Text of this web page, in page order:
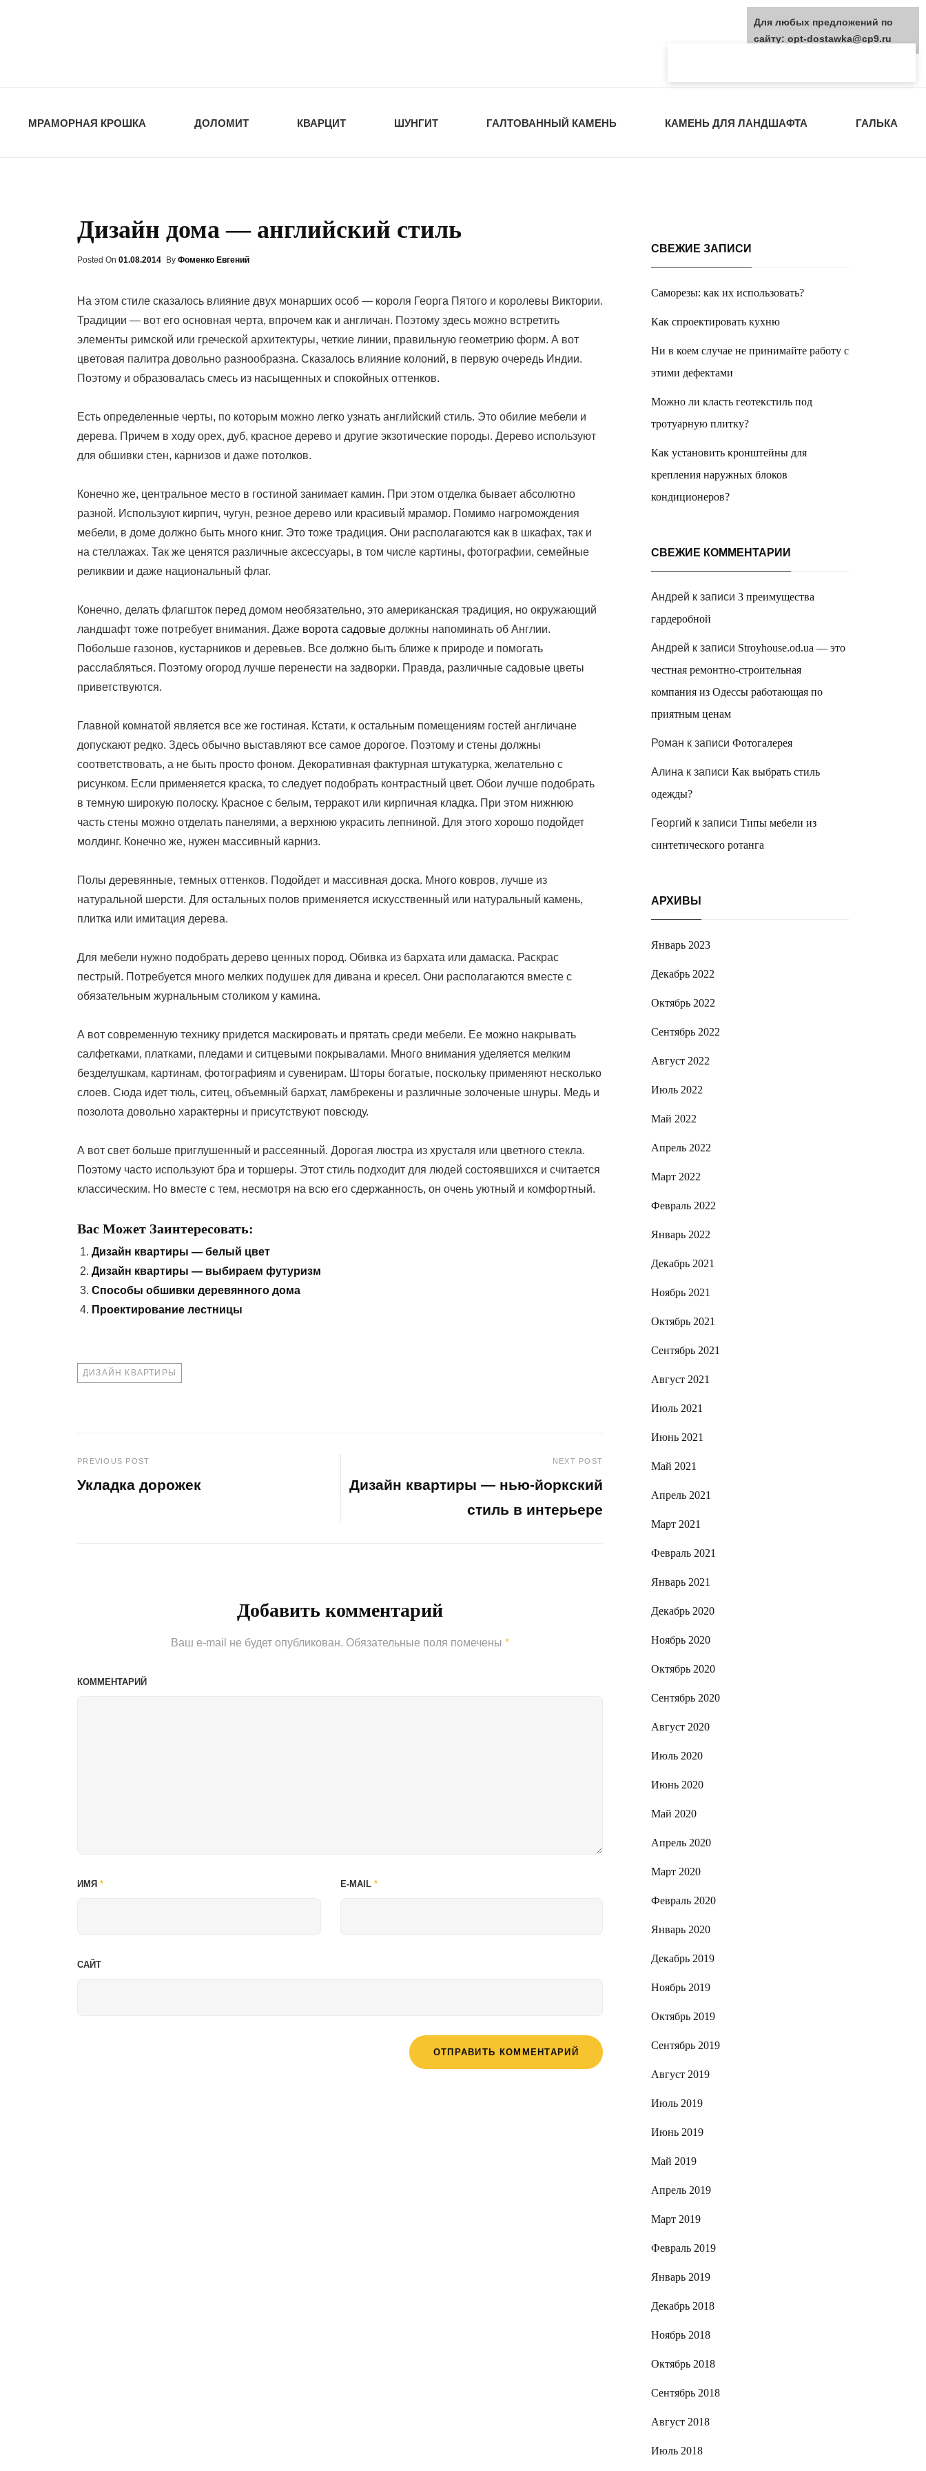
МРАМОРНАЯ КРОШКА ДОЛОМИТ КВАРЦИТ ШУНГИТ ГАЛТОВАННЫЙ КАМЕНЬ КАМЕНЬ ДЛЯ ЛАНДШАФТА ГАЛЬКА
Дизайн дома — английский стиль
Posted On Posted
01.08.2014 By Фоменко Евгений
На этом стиле сказалось влияние двух монарших особ — короля Георга Пятого и королевы Виктории.
Традиции — вот его основная черта, впрочем как и англичан. Поэтому здесь можно встретить
элементы римской или греческой архитектуры, четкие линии, правильную геометрию форм. А вот
цветовая палитра довольно разнообразна. Сказалось влияние колоний, в первую очередь Индии.
Поэтому и образовалась смесь из насыщенных и спокойных оттенков.
Есть определенные черты, по которым можно легко узнать английский стиль. Это обилие мебели и
дерева. Причем в ходу орех, дуб, красное дерево и другие экзотические породы. Дерево используют
для обшивки стен, карнизов и даже потолков.
Конечно же, центральное место в гостиной занимает камин. При этом отделка бывает абсолютно
разной. Используют кирпич, чугун, резное дерево или красивый мрамор. Помимо нагромождения
мебели, в доме должно быть много книг. Это тоже традиция. Они располагаются как в шкафах, так и
на стеллажах. Так же ценятся различные аксессуары, в том числе картины, фотографии, семейные
реликвии и даже национальный флаг.
Конечно, делать флагшток перед домом необязательно, это американская традиция, но окружающий
ландшафт тоже потребует внимания. Даже ворота садовые должны напоминать об Англии.
Побольше газонов, кустарников и деревьев. Все должно быть ближе к природе и помогать
расслабляться. Поэтому огород лучше перенести на задворки. Правда, различные садовые цветы
приветствуются.
Главной комнатой является все же гостиная. Кстати, к остальным помещениям гостей англичане
допускают редко. Здесь обычно выставляют все самое дорогое. Поэтому и стены должны
соответствовать, а не быть просто фоном. Декоративная фактурная штукатурка, желательно с
рисунком. Если применяется краска, то следует подобрать контрастный цвет. Обои лучше подобрать
в темную широкую полоску. Красное с белым, терракот или кирпичная кладка. При этом нижнюю
часть стены можно отделать панелями, а верхнюю украсить лепниной. Для этого хорошо подойдет
молдинг. Конечно же, нужен массивный карниз.
Полы деревянные, темных оттенков. Подойдет и массивная доска. Много ковров, лучше из
натуральной шерсти. Для остальных полов применяется искусственный или натуральный камень,
плитка или имитация дерева.
Для мебели нужно подобрать дерево ценных пород. Обивка из бархата или дамаска. Раскрас
пестрый. Потребуется много мелких подушек для дивана и кресел. Они располагаются вместе с
обязательным журнальным столиком у камина.
А вот современную технику придется маскировать и прятать среди мебели. Ее можно накрывать
салфетками, платками, пледами и ситцевыми покрывалами. Много внимания уделяется мелким
безделушкам, картинам, фотографиям и сувенирам. Шторы богатые, поскольку применяют несколько
слоев. Сюда идет тюль, ситец, объемный бархат, ламбрекены и различные золоченые шнуры. Медь и
позолота довольно характерны и присутствуют повсюду.
А вот свет больше приглушенный и рассеянный. Дорогая люстра из хрусталя или цветного стекла.
Поэтому часто используют бра и торшеры. Этот стиль подходит для людей состоявшихся и считается
классическим. Но вместе с тем, несмотря на всю его сдержанность, он очень уютный и комфортный.
Вас Может Заинтересовать:
Дизайн квартиры — белый цвет
Дизайн квартиры — выбираем футуризм
Способы обшивки деревянного дома
Проектирование лестницы
TAGS
ДИЗАЙН КВАРТИРЫ
Навигация
PREVIOUS POST
Укладка дорожек
NEXT POST
Дизайн квартиры — нью-йоркский
стиль в интерьере
Добавить комментарий
Ваш e-mail не будет опубликован. Обязательные поля помечены *
КОММЕНТАРИЙ
ИМЯ * E-MAIL *
САЙТ
СВЕЖИЕ ЗАПИСИ
Саморезы: как их использовать?
Как спроектировать кухню
Ни в коем случае не принимайте работу с
этими дефектами
Можно ли класть геотекстиль под
тротуарную плитку?
Как установить кронштейны для
крепления наружных блоков
кондиционеров?
СВЕЖИЕ КОММЕНТАРИИ
Андрей к записи 3 преимущества
гардеробной
Андрей к записи Stroyhouse.od.ua — это
честная ремонтно-строительная
компания из Одессы работающая по
приятным ценам
Роман к записи Фотогалерея
Алина к записи Как выбрать стиль
одежды?
Георгий к записи Типы мебели из
синтетического ротанга
АРХИВЫ
Январь 2023
Декабрь 2022
Октябрь 2022
Сентябрь 2022
Август 2022
Июль 2022
Май 2022
Апрель 2022
Март 2022
Февраль 2022
Январь 2022
Декабрь 2021
Ноябрь 2021
Октябрь 2021
Сентябрь 2021
Август 2021
Июль 2021
Июнь 2021
Май 2021
Апрель 2021
Март 2021
Февраль 2021
Январь 2021
Декабрь 2020
Ноябрь 2020
Октябрь 2020
Сентябрь 2020
Август 2020
Июль 2020
Июнь 2020
Май 2020
Апрель 2020
Март 2020
Февраль 2020
Январь 2020
Декабрь 2019
Ноябрь 2019
Октябрь 2019
Сентябрь 2019
Август 2019
Июль 2019
Июнь 2019
Май 2019
Апрель 2019
Март 2019
Февраль 2019
Январь 2019
Декабрь 2018
Ноябрь 2018
Октябрь 2018
Сентябрь 2018
Август 2018
Июль 2018
Для любых предложений по
сайту: opt-dostawka@cp9.ru